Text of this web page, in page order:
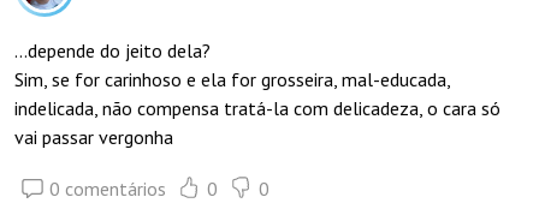
...depende do jeito dela?
Sim, se for carinhoso e ela for grosseira, mal-educada,
indelicada, não compensa tratá-la com delicadeza, o cara só
vai passar vergonha
0 comentários 0 0